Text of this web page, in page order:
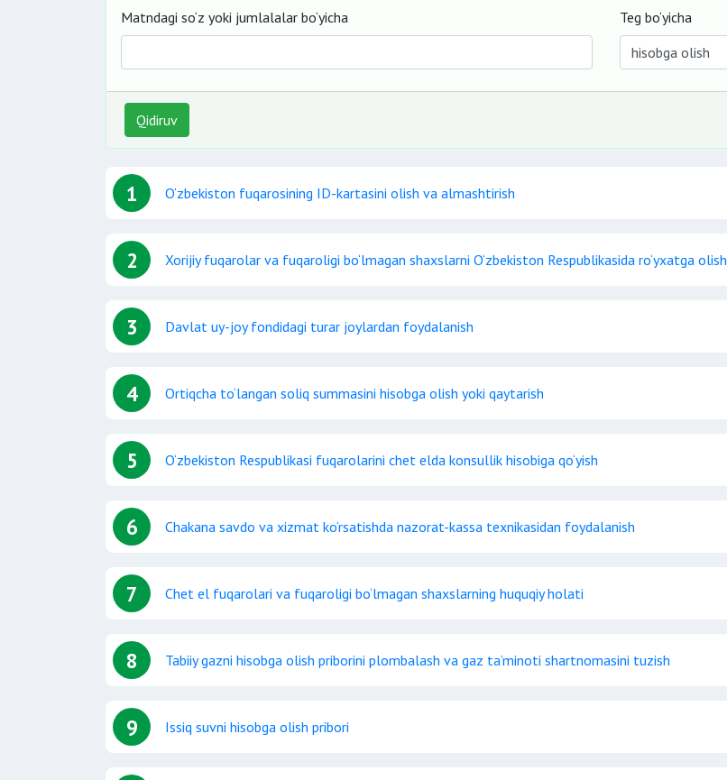
Matndagi so‘z yoki jumlalalar bo‘yicha Teg bo‘yicha
Qidiruv
1 O‘zbekiston fuqarosining ID-kartasini olish va almashtirish
2 Xorijiy fuqarolar va fuqaroligi bo‘lmagan shaxslarni O‘zbekiston Respublikasida ro‘yxatga olish
3 Davlat uy-joy fondidagi turar joylardan foydalanish
4 Ortiqcha to‘langan soliq summasini hisobga olish yoki qaytarish
5 O‘zbekiston Respublikasi fuqarolarini chet elda konsullik hisobiga qo‘yish
6 Chakana savdo va xizmat ko‘rsatishda nazorat-kassa texnikasidan foydalanish
7 Chet el fuqarolari va fuqaroligi bo‘lmagan shaxslarning huquqiy holati
8 Tabiiy gazni hisobga olish priborini plombalash va gaz ta’minoti shartnomasini tuzish
9 Issiq suvni hisobga olish pribori